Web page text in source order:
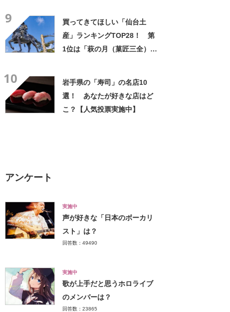
9
買ってきてほしい「仙台土
産」ランキングTOP28！ 第
1位は「萩の月（菓匠三全）」
10
岩手県の「寿司」の名店10
選！ あなたが好きな店はど
こ？【人気投票実施中】
アンケート
実施中
声が好きな「日本のボーカリ
スト」は？
回答数：49490
実施中
歌が上手だと思うホロライブ
のメンバーは？
回答数：23865